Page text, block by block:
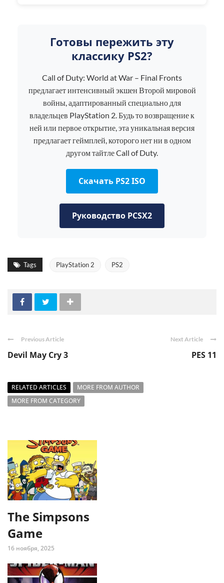
Готовы пережить эту
классику PS2?
Call of Duty: World at War – Final Fronts
предлагает интенсивный экшен Второй мировой
войны, адаптированный специально для
владельцев PlayStation 2. Будь то возвращение к
ней или первое открытие, эта уникальная версия
предлагает геймплей, которого нет ни в одном
другом тайтле Call of Duty.
Скачать PS2 ISO
Руководство PCSX2
Tags PlayStation 2 PS2
Previous Article
Devil May Cry 3
Next Article
PES 11
RELATED ARTICLES
MORE FROM AUTHOR
MORE FROM CATEGORY
The Simpsons
Game
16 ноября, 2025